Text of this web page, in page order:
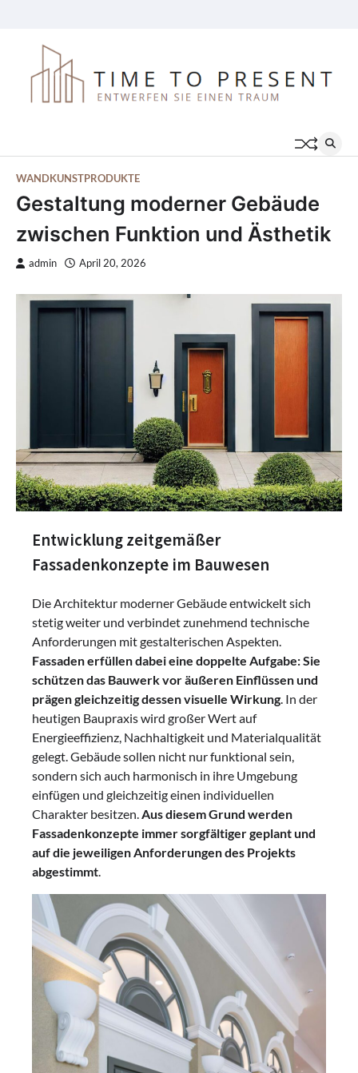
content
WANDKUNSTPRODUKTE
Gestaltung moderner Gebäude
zwischen Funktion und Ästhetik
admin April 20, 2026
Entwicklung zeitgemäßer
Fassadenkonzepte im Bauwesen
Die Architektur moderner Gebäude entwickelt sich
stetig weiter und verbindet zunehmend technische
Anforderungen mit gestalterischen Aspekten.
Fassaden erfüllen dabei eine doppelte Aufgabe: Sie
schützen das Bauwerk vor äußeren Einflüssen und
prägen gleichzeitig dessen visuelle Wirkung. In der
heutigen Baupraxis wird großer Wert auf
Energieeffizienz, Nachhaltigkeit und Materialqualität
gelegt. Gebäude sollen nicht nur funktional sein,
sondern sich auch harmonisch in ihre Umgebung
einfügen und gleichzeitig einen individuellen
Charakter besitzen.Aus diesem Grund werden
Fassadenkonzepte immer sorgfältiger geplant und
auf die jeweiligen Anforderungen des Projekts
abgestimmt.